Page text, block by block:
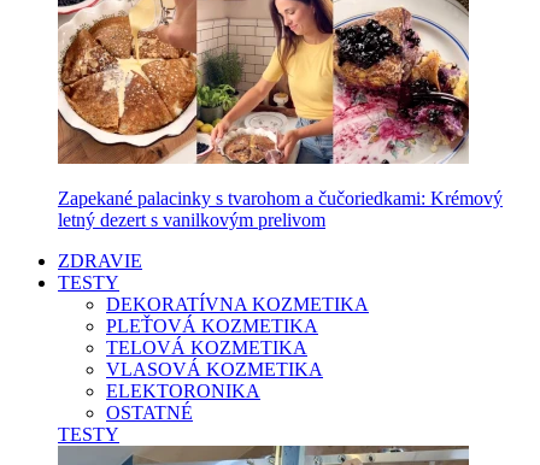
Zapekané palacinky s tvarohom a čučoriedkami: Krémový
letný dezert s vanilkovým prelivom
ZDRAVIE
TESTY
DEKORATÍVNA KOZMETIKA
PLEŤOVÁ KOZMETIKA
TELOVÁ KOZMETIKA
VLASOVÁ KOZMETIKA
ELEKTORONIKA
OSTATNÉ
TESTY